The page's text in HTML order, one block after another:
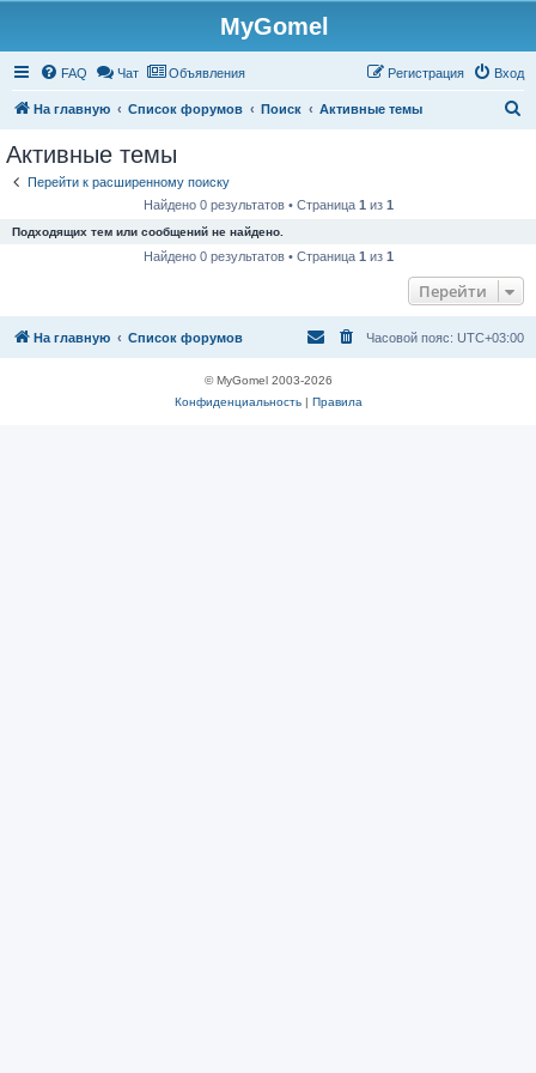
MyGomel
FAQ Чат Объявления Вход
Регистрация
На главную Список форумов Поиск Активные темы
Активные темы
Перейти к расширенному поиску
Найдено 0 результатов • Страница 1 из 1
Подходящих тем или сообщений не найдено.
Найдено 0 результатов • Страница 1 из 1
Перейти
На главную Список форумов Часовой пояс: UTC+03:00
© MyGomel 2003-2026
Конфиденциальность| Правила